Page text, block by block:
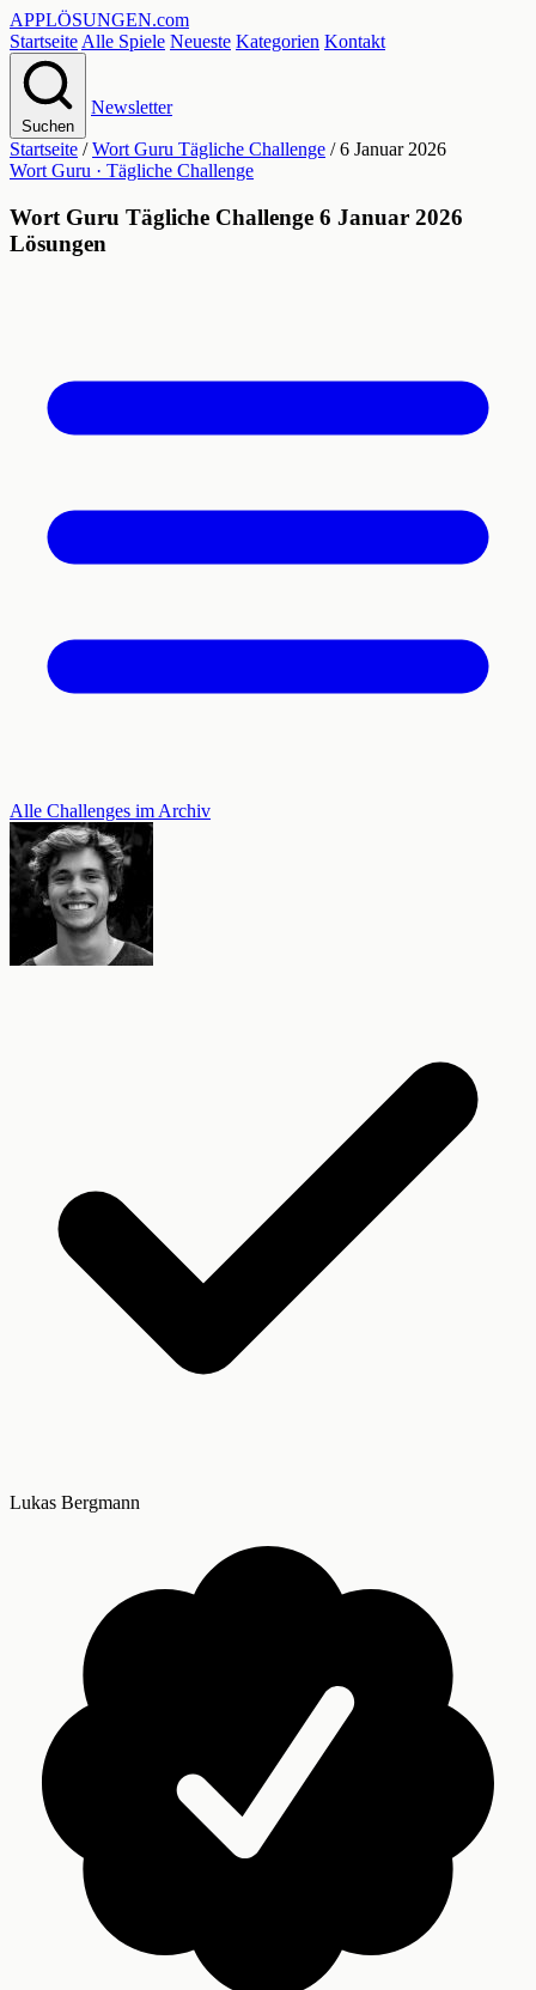
APPLÖSUNGEN.com
Startseite Alle Spiele Neueste Kategorien Kontakt
Suchen
Newsletter
Startseite / Wort Guru Tägliche Challenge / 6 Januar 2026
Wort Guru · Tägliche Challenge
Wort Guru Tägliche Challenge 6 Januar 2026
Lösungen
Alle Challenges im Archiv
Lukas Bergmann